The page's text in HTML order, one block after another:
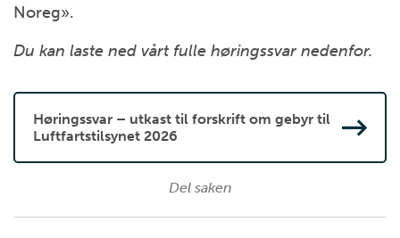
Noreg».
Du kan laste ned vårt fulle høringssvar nedenfor.
Høringssvar – utkast til forskrift om gebyr til
Luftfartstilsynet 2026
Del saken